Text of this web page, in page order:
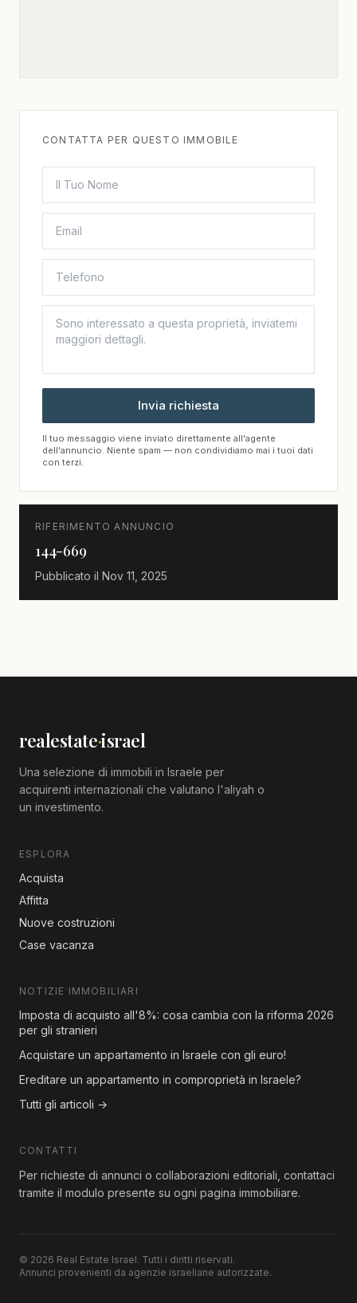
CONTATTA PER QUESTO IMMOBILE
Invia richiesta
Il tuo messaggio viene inviato direttamente all'agente
dell'annuncio. Niente spam — non condividiamo mai i tuoi dati
con terzi.
RIFERIMENTO ANNUNCIO
144-669
Pubblicato il Nov 11, 2025
realestate·israel
Una selezione di immobili in Israele per
acquirenti internazionali che valutano l'aliyah o
un investimento.
ESPLORA
Acquista
Affitta
Nuove costruzioni
Case vacanza
NOTIZIE IMMOBILIARI
Imposta di acquisto all'8%: cosa cambia con la riforma 2026
per gli stranieri
Acquistare un appartamento in Israele con gli euro!
Ereditare un appartamento in comproprietà in Israele?
Tutti gli articoli →
CONTATTI
Per richieste di annunci o collaborazioni editoriali, contattaci
tramite il modulo presente su ogni pagina immobiliare.
© 2026 Real Estate Israel. Tutti i diritti riservati.
Annunci provenienti da agenzie israeliane autorizzate.